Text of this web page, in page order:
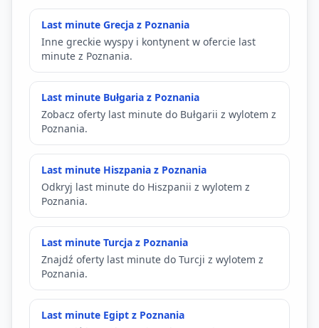
Last minute Grecja z Poznania
Inne greckie wyspy i kontynent w ofercie last
minute z Poznania.
Last minute Bułgaria z Poznania
Zobacz oferty last minute do Bułgarii z wylotem z
Poznania.
Last minute Hiszpania z Poznania
Odkryj last minute do Hiszpanii z wylotem z
Poznania.
Last minute Turcja z Poznania
Znajdź oferty last minute do Turcji z wylotem z
Poznania.
Last minute Egipt z Poznania